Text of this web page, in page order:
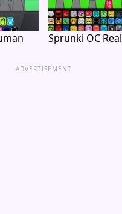
Sprunki OC Real
ADVERTISEMENT